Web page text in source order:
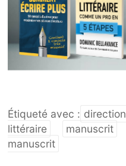
Étiqueté avec : direction
littéraire
manuscrit
manuscrit